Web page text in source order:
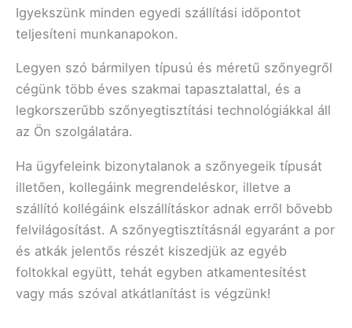
Igyekszünk minden egyedi szállítási időpontot
teljesíteni munkanapokon.
Legyen szó bármilyen típusú és méretű szőnyegről
cégünk több éves szakmai tapasztalattal, és a
legkorszerűbb szőnyegtisztítási technológiákkal áll
az Ön szolgálatára.
Ha ügyfeleink bizonytalanok a szőnyegeik típusát
illetően, kollegáink megrendeléskor, illetve a
szállító kollégáink elszállításkor adnak erről bővebb
felvilágosítást. A szőnyegtisztításnál egyaránt a por
és atkák jelentős részét kiszedjük az egyéb
foltokkal együtt, tehát egyben atkamentesítést
vagy más szóval atkátlanítást is végzünk!